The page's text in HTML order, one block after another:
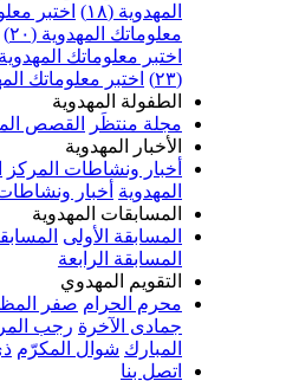
اختبر معلوماتك المهدوية
المهدوية (٢٠)
اختبر
معلوماتك المهدوية (٢٢)
اختبر
اختبر معلوماتك المهدوية (٢٤)
المهدوية
منتظَر
القصص المهدوية
المهدوية
ونشاطات المركز اصدارات
أخبار ونشاطات مهدوية
المهدوية
الأولى المسابقة الثانية
الرابعة
المهدوي
الحرام
صفر المظفّر ربيع الأول
رجب المرجّب شعبان
شوال المكرّم ذي القعدة ذي